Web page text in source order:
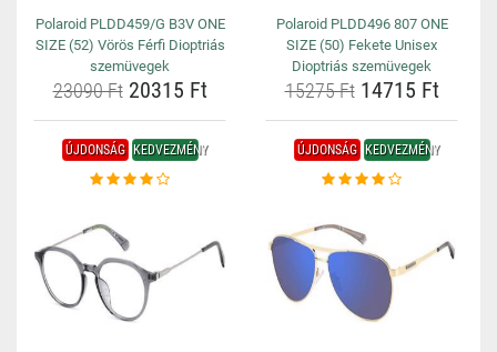
Polaroid PLDD459/G B3V ONE
SIZE (52) Vörös Férfi Dioptriás
szemüvegek
23090 Ft20315 Ft
Polaroid PLDD496 807 ONE
SIZE (50) Fekete Unisex
Dioptriás szemüvegek
15275 Ft14715 Ft
ÚJDONSÁG KEDVEZMÉNY ÚJDONSÁG KEDVEZMÉNY